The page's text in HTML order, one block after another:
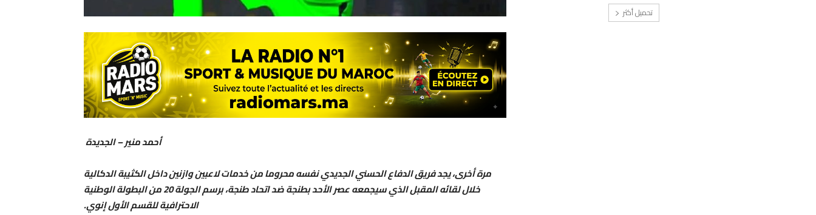
أحمد منير – الجديدة
مرة أخرى، يجد فريق الدفاع الحسني الجديدي نفسه محروما من خدمات لاعبين وازنين داخل الكثيبة الدكالية
خلال لقائه المقبل الذي سيجمعه عصر الأحد بطنجة ضد اتحاد طنجة، برسم الجولة 20 من البطولة الوطنية
الاحترافية للقسم الأول إنوي.
تحميل أكثر